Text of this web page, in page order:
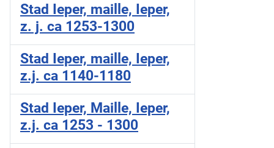
Stad Ieper, maille, Ieper,
z. j. ca 1253-1300
Stad Ieper, maille, Ieper,
z.j. ca 1140-1180
Stad Ieper, Maille, Ieper,
z.j. ca 1253 - 1300